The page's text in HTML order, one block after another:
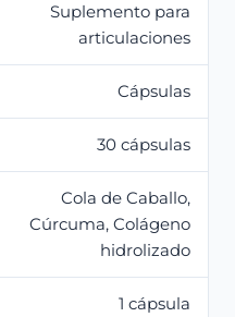
Suplemento para
articulaciones
Cápsulas
30 cápsulas
Cola de Caballo,
Cúrcuma, Colágeno
hidrolizado
1 cápsula